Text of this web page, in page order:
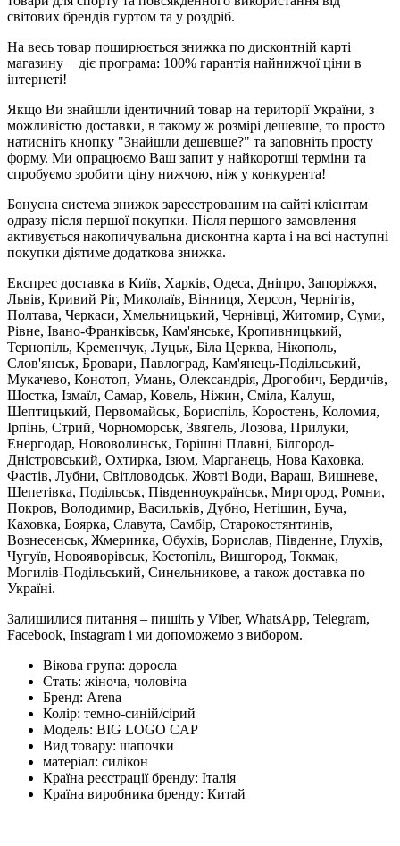
світових брендів гуртом та у роздріб.
На весь товар поширюється знижка по дисконтній карті
магазину + діє програма: 100% гарантія найнижчої ціни в
інтернеті!
Якщо Ви знайшли ідентичний товар на території України, з
можливістю доставки, в такому ж розмірі дешевше, то просто
натисніть кнопку "Знайшли дешевше?" та заповніть просту
форму. Ми опрацюємо Ваш запит у найкоротші терміни та
спробуємо зробити ціну нижчою, ніж у конкурента!
Бонусна система знижок зареєстрованим на сайті клієнтам
одразу після першої покупки. Після першого замовлення
активується накопичувальна дисконтна карта і на всі наступні
покупки діятиме додаткова знижка.
Експрес доставка в Київ, Харків, Одеса, Дніпро, Запоріжжя,
Львів, Кривий Ріг, Миколаїв, Вінниця, Херсон, Чернігів,
Полтава, Черкаси, Хмельницький, Чернівці, Житомир, Суми,
Рівне, Івано-Франківськ, Кам'янське, Кропивницький,
Тернопіль, Кременчук, Луцьк, Біла Церква, Нікополь,
Слов'янськ, Бровари, Павлоград, Кам'янець-Подільський,
Мукачево, Конотоп, Умань, Олександрія, Дрогобич, Бердичів,
Шостка, Ізмаїл, Самар, Ковель, Ніжин, Сміла, Калуш,
Шептицький, Первомайськ, Бориспіль, Коростень, Коломия,
Ірпінь, Стрий, Чорноморськ, Звягель, Лозова, Прилуки,
Енергодар, Нововолинськ, Горішні Плавні, Білгород-
Дністровський, Охтирка, Ізюм, Марганець, Нова Каховка,
Фастів, Лубни, Світловодськ, Жовті Води, Вараш, Вишневе,
Шепетівка, Подільськ, Південноукраїнськ, Миргород, Ромни,
Покров, Володимир, Васильків, Дубно, Нетішин, Буча,
Каховка, Боярка, Славута, Самбір, Старокостянтинів,
Вознесенськ, Жмеринка, Обухів, Борислав, Південне, Глухів,
Чугуїв, Новояворівськ, Костопіль, Вишгород, Токмак,
Могилів-Подільський, Синельникове, а також доставка по
Україні.
Залишилися питання – пишіть у Viber, WhatsApp, Telegram,
Facebook, Instagram і ми допоможемо з вибором.
Вікова група: доросла
Стать: жіноча, чоловіча
Бренд: Arena
Колір: темно-синій/сірий
Модель: BIG LOGO CAP
Вид товару: шапочки
матеріал: силікон
Країна реєстрації бренду: Італія
Країна виробника бренду: Китай